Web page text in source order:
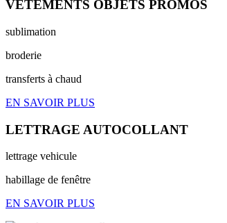
VÊTEMENTS OBJETS PROMOS
sublimation
broderie
transferts à chaud
EN SAVOIR PLUS
LETTRAGE AUTOCOLLANT
lettrage vehicule
habillage de fenêtre
EN SAVOIR PLUS